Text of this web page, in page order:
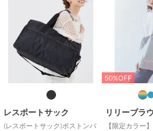
布・キャン
フィットネ
キャンプ
バス
カー/ベー
Ａ４収
ボストンバ
レスポートサック
(レスポートサック)ボストンバ
50%OFF
リリーブラ
【限定カラー